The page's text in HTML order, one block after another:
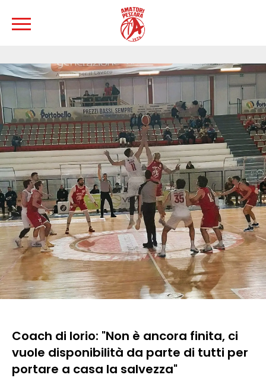
Coach di Iorio: "Non è ancora finita, ci
vuole disponibilità da parte di tutti per
portare a casa la salvezza"